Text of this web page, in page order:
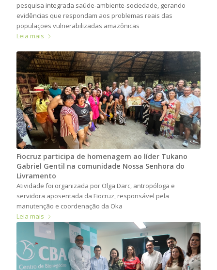
pesquisa integrada saúde-ambiente-sociedade, gerando
evidências que respondam aos problemas reais das
populações vulnerabilizadas amazônicas
Leia mais
Fiocruz participa de homenagem ao líder Tukano
Gabriel Gentil na comunidade Nossa Senhora do
Livramento
Atividade foi organizada por Olga Darc, antropóloga e
servidora aposentada da Fiocruz, responsável pela
manutenção e coordenação da Oka
Leia mais